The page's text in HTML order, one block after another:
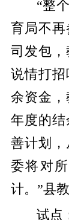
“整
育局不
司发包
说情打
余资金
年度的
善计划
委将对
计。”县
试点